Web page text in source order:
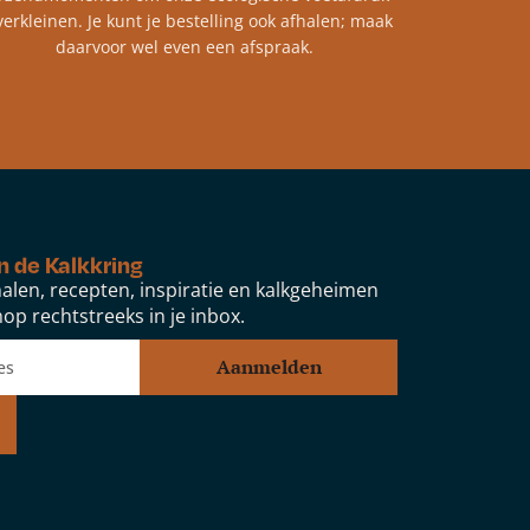
Je kunt je bestelling ook afhalen; maak
daarvoor wel even een afspraak.
de Kalkkring
recepten, inspiratie en kalkgeheimen
rechtstreeks in je inbox.
Aanmelden